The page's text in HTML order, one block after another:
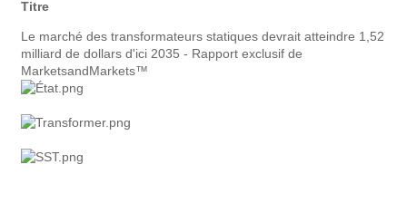
Titre
Le marché des transformateurs statiques devrait atteindre 1,52
milliard de dollars d'ici 2035 - Rapport exclusif de
MarketsandMarkets™